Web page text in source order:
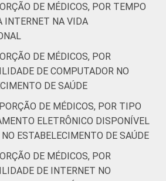
médicos. Dados coletados
de 2014 e março de 2015.
se "usuário" aquele que utilizou a
de três meses em relação
da entrevista.
- set 2014 / mar 2015
DE MÉDICOS, POR TEMPO
INTERNET NA VIDA
DE MÉDICOS, POR
DE COMPUTADOR NO
DE SAÚDE
DE MÉDICOS, POR TIPO
ELETRÔNICO DISPONÍVEL
NO ESTABELECIMENTO DE SAÚDE
DE MÉDICOS, POR
DE INTERNET NO